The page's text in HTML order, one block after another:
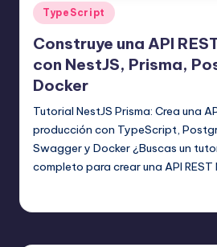
Publicado
en
TypeScript
Construye una API
con NestJS, Prisma,
Docker
Tutorial NestJS Prisma: Crea una
producción con TypeScript,
Swagger y Docker ¿Buscas un
completo para crear una API REST